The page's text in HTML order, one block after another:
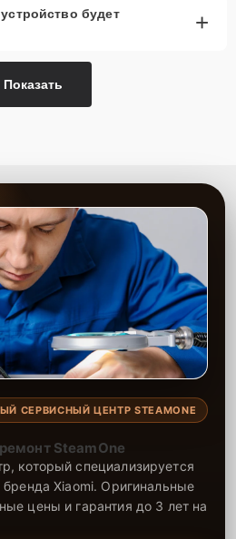
будет
+
Показать
СЕРВИСНЫЙ ЦЕНТР STEAMONE
SteamOne
который специализируется
бренда Xiaomi. Оригинальные
цены и гарантия до 3 лет на